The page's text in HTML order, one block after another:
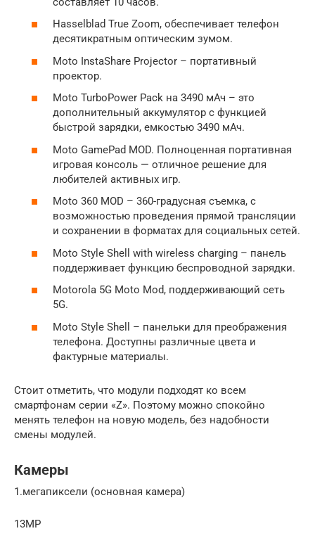
Hasselblad True Zoom, обеспечивает телефон
десятикратным оптическим зумом.
Moto InstaShare Projector – портативный
проектор.
Moto TurboPower Pack на 3490 мАч – это
дополнительный аккумулятор с функцией
быстрой зарядки, емкостью 3490 мАч.
Moto GamePad MOD. Полноценная портативная
игровая консоль — отличное решение для
любителей активных игр.
Moto 360 MOD – 360-градусная съемка, с
возможностью проведения прямой трансляции
и сохранении в форматах для социальных сетей.
Moto Style Shell with wireless charging – панель
поддерживает функцию беспроводной зарядки.
Motorola 5G Moto Mod, поддерживающий сеть
5G.
Moto Style Shell – панельки для преображения
телефона. Доступны различные цвета и
фактурные материалы.
Стоит отметить, что модули подходят ко всем
смартфонам серии «Z». Поэтому можно спокойно
менять телефон на новую модель, без надобности
смены модулей.
Камеры
1.мегапиксели (основная камера)
13MP